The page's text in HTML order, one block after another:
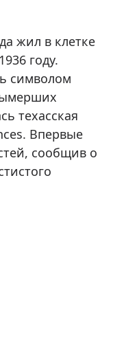
жил в клетке
году.
символом
техасская
Впервые
сообщив о